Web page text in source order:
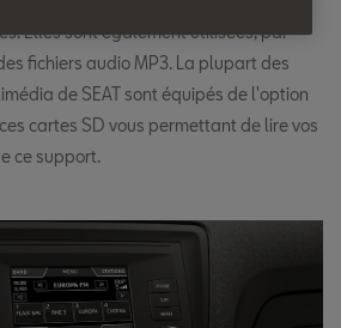
Elles sont également utilisées, par
fichiers audio MP3. La plupart des
de SEAT sont équipés de l'option
cartes SD vous permettant de lire vos
ce support.